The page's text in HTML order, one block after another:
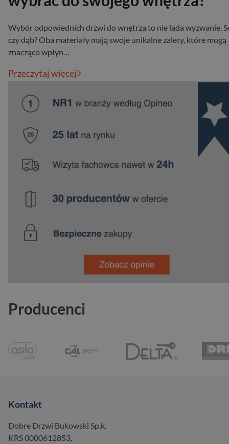
Wybór odpowiednich drzwi do wnętrza to nie lada wyzwanie.
czy dąb? Oba materiały mają swoje unikalne zalety, które mogą
znacząco wpłyn…
Przeczytaj więcej
Producenci
Kontakt
Dobre Drzwi Bukowski Sp.k.
KRS 0000612853,